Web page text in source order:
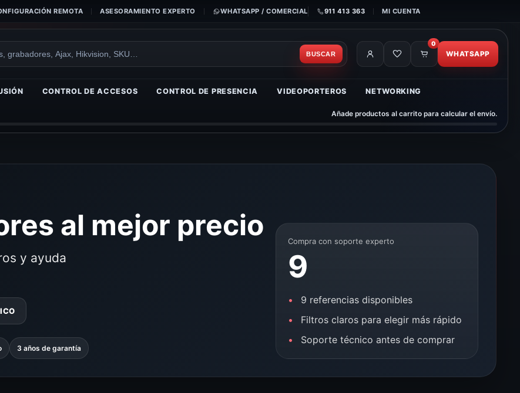
REMOTA ASESORAMIENTO EXPERTO WHATSAPP / COMERCIAL 911 413 363 MI CUENTA
BUSCAR
0
WHATSAPP
CONTROL DE ACCESOS CONTROL DE PRESENCIA VIDEOPORTEROS NETWORKING
Añade productos al carrito para calcular el envío.
al mejor precio
y ayuda
3 años de garantía
Compra con soporte experto
9
9 referencias disponibles
Filtros claros para elegir más rápido
Soporte técnico antes de comprar